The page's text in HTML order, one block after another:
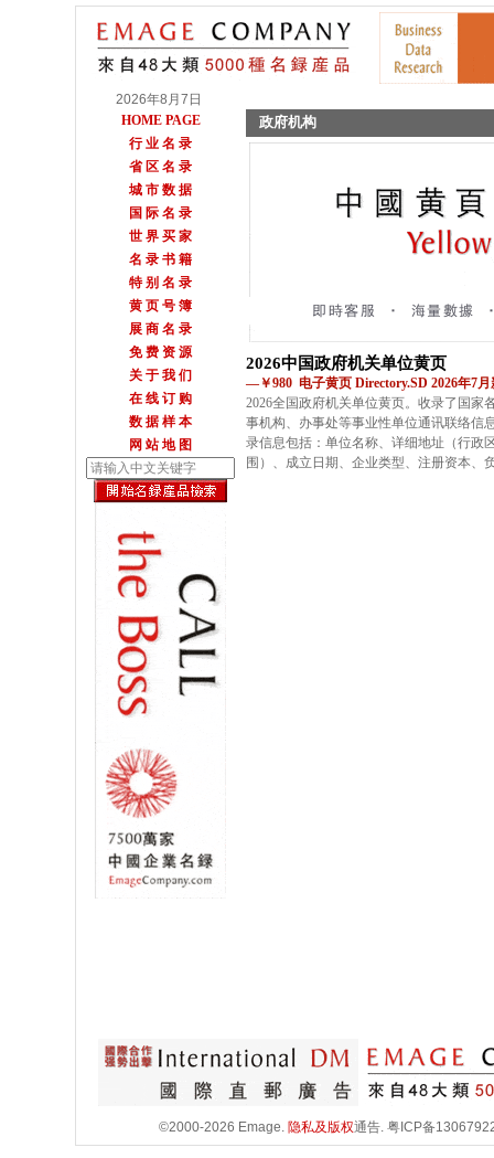
2026年8月7日
HOME PAGE
行 业 名 录
省 区 名 录
城 市 数 据
国 际 名 录
世 界 买 家
名 录 书 籍
特 别 名 录
黄 页 号 簿
展 商 名 录
免 费 资 源
关 于 我 们
在 线 订 购
数 据 样 本
网 站 地 图
政府机构
2026中国政府机关单位黄页
—￥980 电子黄页 Directory.SD 2026年7月
2026全国政府机关单位黄页。收录了国家
事机构、办事处等事业性单位通讯联络信
录信息包括：单位名称、详细地址（行政
围）、成立日期、企业类型、注册资本、
©2000-2026 Emage. 隐私及版权通告. 粤ICP备